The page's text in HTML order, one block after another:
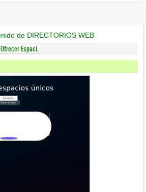
de DIRECTORIOS WEB
Espaci..